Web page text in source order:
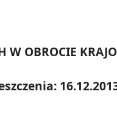
W OBROCIE